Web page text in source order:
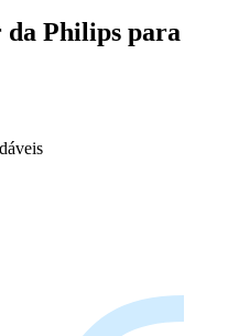
da Philips para